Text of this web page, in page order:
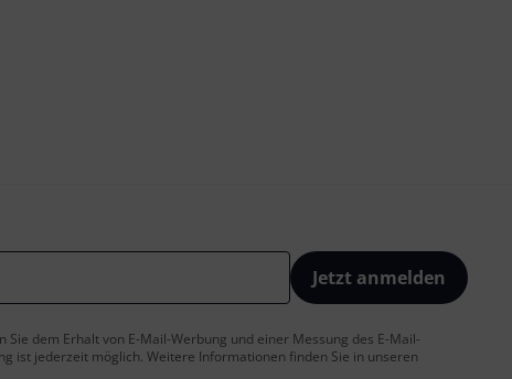
Jetzt anmelden
Sie dem Erhalt von E-Mail-Werbung und einer Messung des E-Mail-
ist jederzeit möglich. Weitere Informationen finden Sie in unseren